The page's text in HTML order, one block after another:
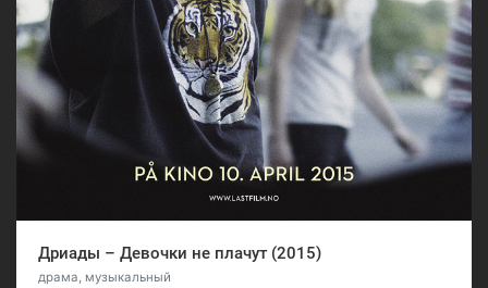
Дриады – Девочки не плачут (2015)
драма, музыкальный